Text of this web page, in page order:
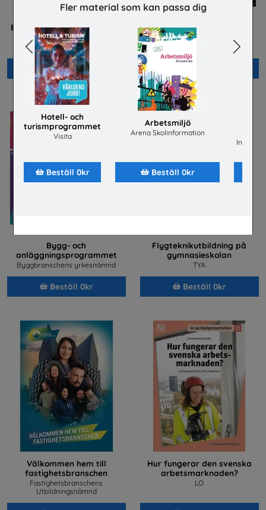
Fler material som kan passa dig
Hotell- och
turismprogrammet
Visita
Beställ 0kr
Arbetsmiljö
Arena Skolinformation
Beställ 0kr
Previous Next
Betald praktik som ingenjör
(Plansch)
Tekniksprånget
Beställ 0kr
Jobba på apotek
Sveriges Apoteksförening
Bygg- och
anläggningsprogrammet
Byggbranschens yrkesnämnd
Beställ 0kr
Flygteknikutbildning på
gymnasieskolan
TYA
Beställ 0kr
Välkommen hem till
fastighetsbranschen
Fastighetsbranschens
Utbildningsnämnd
Hur fungerar den svenska
arbetsmarknaden?
LO